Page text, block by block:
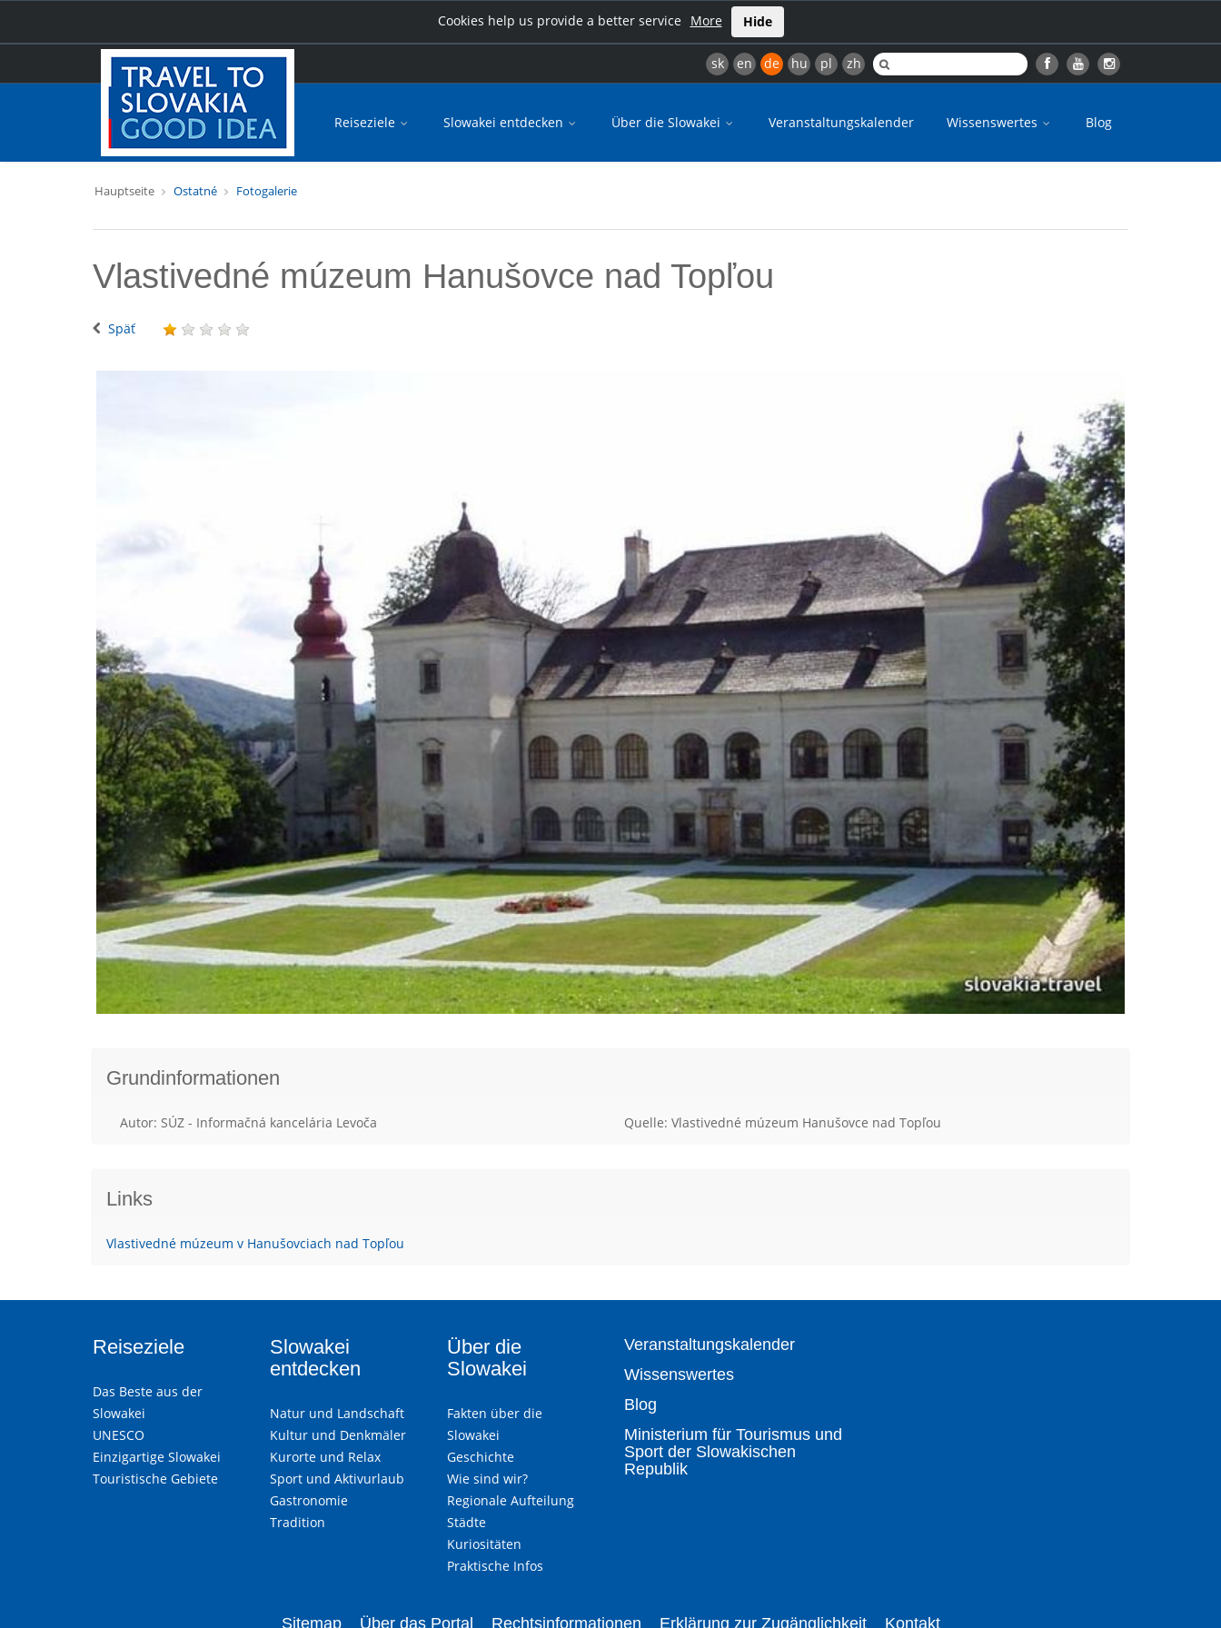
Cookies help us provide a better service More Hide
sk en de hu pl zh
Reiseziele Slowakei entdecken Über die Slowakei Veranstaltungskalender Wissenswertes Blog
Hauptseite Ostatné Fotogalerie
Vlastivedné múzeum Hanušovce nad Topľou
Späť
Grundinformationen
Autor: SÚZ - Informačná kancelária Levoča Quelle: Vlastivedné múzeum Hanušovce nad Topľou
Links
Vlastivedné múzeum v Hanušovciach nad Topľou
Reiseziele
Das Beste aus der
Slowakei
UNESCO
Einzigartige Slowakei
Touristische Gebiete
Slowakei
entdecken
Natur und Landschaft
Kultur und Denkmäler
Kurorte und Relax
Sport und Aktivurlaub
Gastronomie
Tradition
Über die
Slowakei
Fakten über die
Slowakei
Geschichte
Wie sind wir?
Regionale Aufteilung
Städte
Kuriositäten
Praktische Infos
Veranstaltungskalender
Wissenswertes
Blog
Ministerium für Tourismus und
Sport der Slowakischen
Republik
Sitemap Über das Portal Rechtsinformationen Erklärung zur Zugänglichkeit Kontakt